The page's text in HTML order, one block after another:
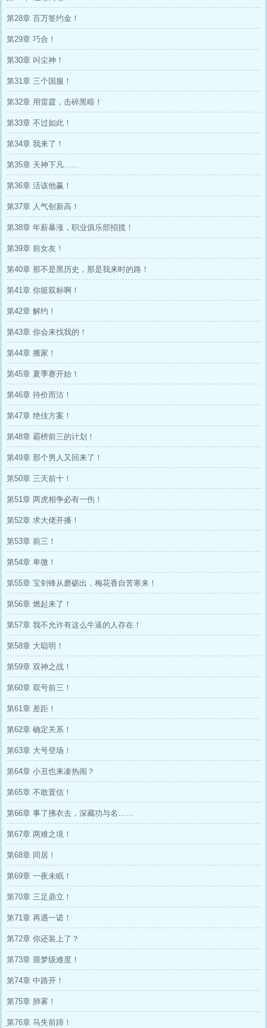
第28章 百万签约金！
第29章 巧合！
第30章 叫尘神！
第31章 三个国服！
第32章 用雷霆，击碎黑暗！
第33章 不过如此！
第34章 我来了！
第35章 天神下凡……
第36章 活该他赢！
第37章 人气创新高！
第38章 年薪暴涨，职业俱乐部招揽！
第39章 前女友！
第40章 那不是黑历史，那是我来时的路！
第41章 你挺双标啊！
第42章 解约！
第43章 你会来找我的！
第44章 搬家！
第45章 夏季赛开始！
第46章 待价而沽！
第47章 绝佳方案！
第48章 霸榜前三的计划！
第49章 那个男人又回来了！
第50章 三天前十！
第51章 两虎相争必有一伤！
第52章 求大佬开播！
第53章 前三！
第54章 卑微！
第55章 宝剑锋从磨砺出，梅花香自苦寒来！
第56章 燃起来了！
第57章 我不允许有这么牛逼的人存在！
第58章 大聪明！
第59章 双神之战！
第60章 双号前三！
第61章 差距！
第62章 确定关系！
第63章 大号登场！
第64章 小丑也来凑热闹？
第65章 不敢置信！
第66章 事了拂衣去，深藏功与名……
第67章 两难之境！
第68章 同居！
第69章 一夜未眠！
第70章 三足鼎立！
第71章 再遇一诺！
第72章 你还装上了？
第73章 噩梦级难度！
第74章 中路开！
第75章 肺雾！
第76章 马失前蹄！